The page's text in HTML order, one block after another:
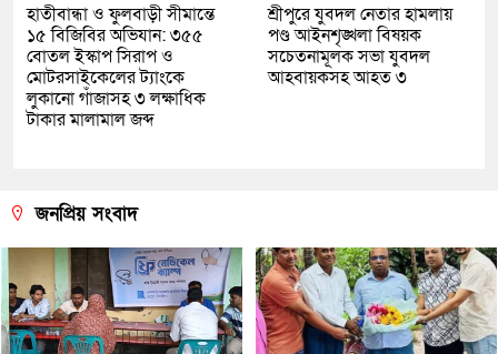
হাতীবান্ধা ও ফুলবাড়ী সীমান্তে
১৫ বিজিবির অভিযান: ৩৫৫
বোতল ইস্কাপ সিরাপ ও
মোটরসাইকেলের ট্যাংকে
লুকানো গাঁজাসহ ৩ লক্ষাধিক
টাকার মালামাল জব্দ
শ্রীপুরে যুবদল নেতার হামলায়
পণ্ড আইনশৃঙ্খলা বিষয়ক
সচেতনামূলক সভা যুবদল
আহবায়কসহ আহত ৩
জনপ্রিয় সংবাদ